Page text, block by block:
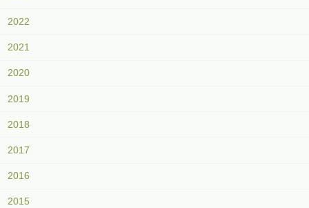
2022
2021
2020
2019
2018
2017
2016
2015